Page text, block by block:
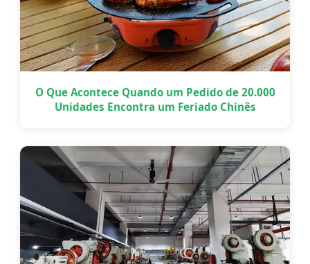
O Que Acontece Quando um Pedido de 20.000
Unidades Encontra um Feriado Chinês